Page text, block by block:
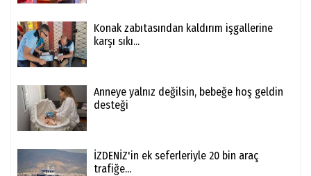
Konak zabıtasından kaldırım işgallerine
karşı sıkı...
Anneye yalnız değilsin, bebeğe hoş geldin
desteği
İZDENİZ'in ek seferleriyle 20 bin araç
trafiğe...